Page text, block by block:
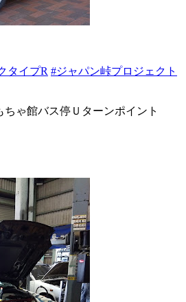
タイプR #ジャパン峠プロジェクト
ゃ館バス停Ｕターンポイント